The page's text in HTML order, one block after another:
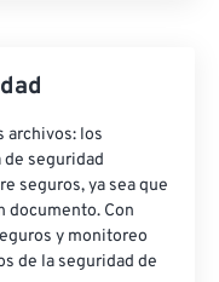
archivos: los
seguridad
seguros, ya sea que
documento. Con
y monitoreo
de la seguridad de